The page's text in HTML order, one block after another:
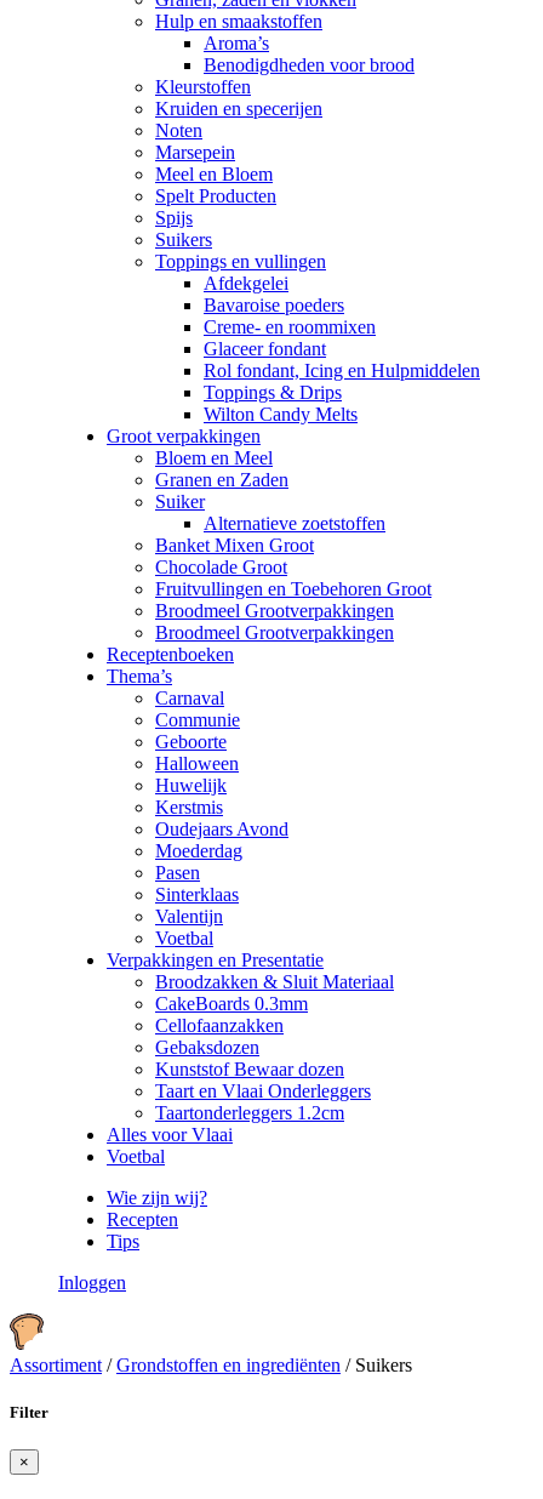
Hulp en smaakstoffen
Aroma’s
Benodigdheden voor brood
Kleurstoffen
Kruiden en specerijen
Noten
Marsepein
Meel en Bloem
Spelt Producten
Spijs
Suikers
Toppings en vullingen
Afdekgelei
Bavaroise poeders
Creme- en roommixen
Glaceer fondant
Rol fondant, Icing en Hulpmiddelen
Toppings & Drips
Wilton Candy Melts
Groot verpakkingen
Bloem en Meel
Granen en Zaden
Suiker
Alternatieve zoetstoffen
Banket Mixen Groot
Chocolade Groot
Fruitvullingen en Toebehoren Groot
Broodmeel Grootverpakkingen
Broodmeel Grootverpakkingen
Receptenboeken
Thema’s
Carnaval
Communie
Geboorte
Halloween
Huwelijk
Kerstmis
Oudejaars Avond
Moederdag
Pasen
Sinterklaas
Valentijn
Voetbal
Verpakkingen en Presentatie
Broodzakken & Sluit Materiaal
CakeBoards 0.3mm
Cellofaanzakken
Gebaksdozen
Kunststof Bewaar dozen
Taart en Vlaai Onderleggers
Taartonderleggers 1.2cm
Alles voor Vlaai
Voetbal
Wie zijn wij?
Recepten
Tips
Inloggen
Assortiment /Grondstoffen en ingrediënten / Suikers
Filter
×